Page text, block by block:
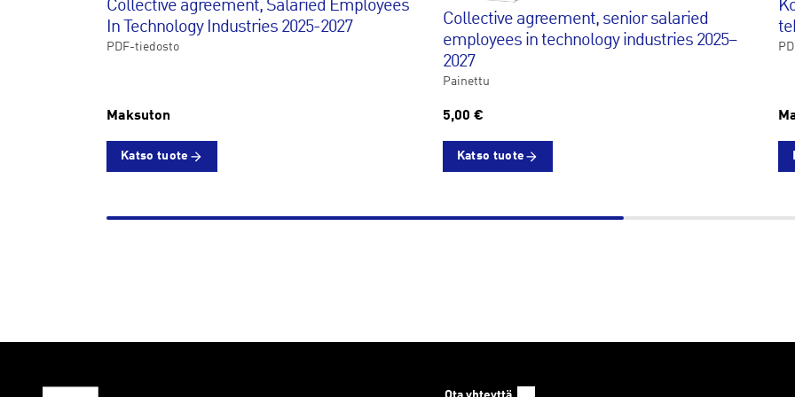
Collective agreement, Salaried Employees
In Technology Industries 2025-2027
PDF-tiedosto
Maksuton
Katso tuote
Col­lec­ti­ve agree­ment, se­nior sa­la­ried
emplo­yees in tech­no­lo­gy in­dustries 2025–
2027
Painettu
5,00 €
Katso tuote